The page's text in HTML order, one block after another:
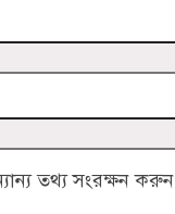
তথ্য সংরক্ষন করুন